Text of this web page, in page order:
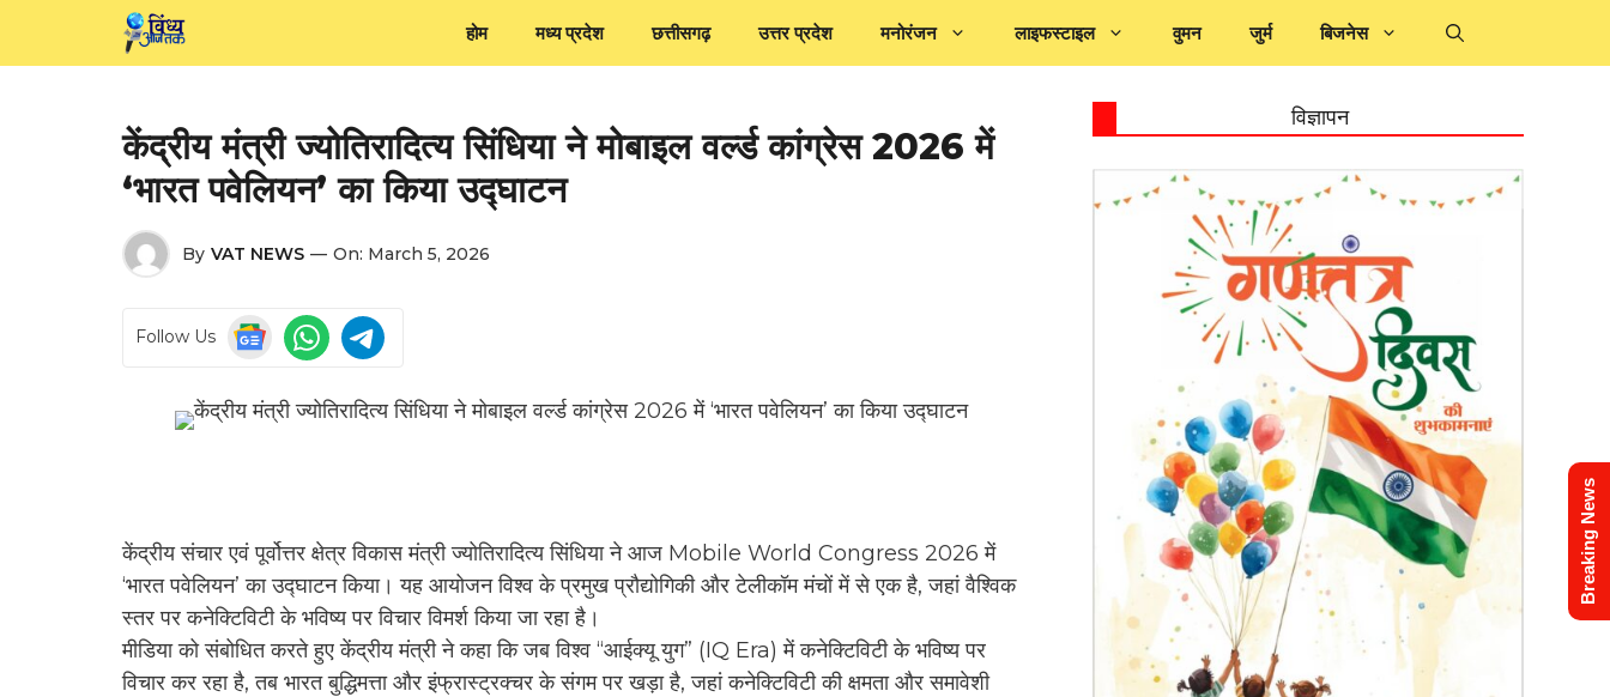
होम मध्य प्रदेश छत्तीसगढ़ उत्तर प्रदेश मनोरंजन लाइफस्टाइल वुमन जुर्म बिजनेस
केंद्रीय मंत्री ज्योतिरादित्य सिंधिया ने मोबाइल वर्ल्ड कांग्रेस 2026 में
‘भारत पवेलियन’ का किया उद्घाटन
By VAT NEWS — On: March 5, 2026
Follow Us
केंद्रीय संचार एवं पूर्वोत्तर क्षेत्र विकास मंत्री ज्योतिरादित्य सिंधिया ने आज Mobile World Congress 2026 में
‘भारत पवेलियन’ का उद्घाटन किया। यह आयोजन विश्व के प्रमुख प्रौद्योगिकी और टेलीकॉम मंचों में से एक है, जहां वैश्विक
स्तर पर कनेक्टिविटी के भविष्य पर विचार विमर्श किया जा रहा है।
मीडिया को संबोधित करते हुए केंद्रीय मंत्री ने कहा कि जब विश्व “आईक्यू युग” (IQ Era) में कनेक्टिविटी के भविष्य पर
विचार कर रहा है, तब भारत बुद्धिमत्ता और इंफ्रास्ट्रक्चर के संगम पर खड़ा है, जहां कनेक्टिविटी की क्षमता और समावेशी
विज्ञापन
Breaking News